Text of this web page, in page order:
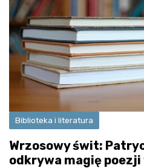
Biblioteka i literatura
Wrzosowy świt:
odkrywa magię poezji